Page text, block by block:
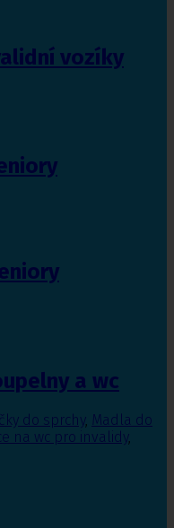
vozíky
a wc
do sprchy, Madla do
na wc pro invalidy,